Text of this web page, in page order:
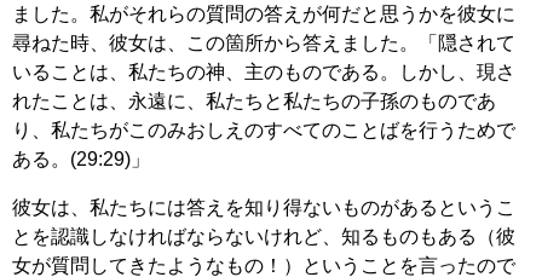
ました。私がそれらの質問の答えが何だと思うかを彼女に
尋ねた時、彼女は、この箇所から答えました。「隠されて
いることは、私たちの神、主のものである。しかし、現さ
れたことは、永遠に、私たちと私たちの子孫のものであ
り、私たちがこのみおしえのすべてのことばを行うためで
ある。(29:29)」
彼女は、私たちには答えを知り得ないものがあるというこ
とを認識しなければならないけれど、知るものもある（彼
女が質問してきたようなもの！）ということを言ったので